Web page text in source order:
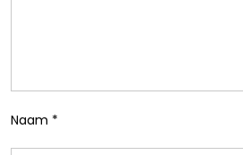
Naam *